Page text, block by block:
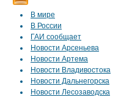
В мире
В России
ГАИ сообщает
Новости Арсеньева
Новости Артема
Новости Владивостока
Новости Дальнегорска
Новости Лесозаводска